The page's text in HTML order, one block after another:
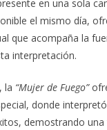
en una sola
el mismo día,
que acompaña la
interpretación.
la “Mujer de Fuego”
donde
demostrando